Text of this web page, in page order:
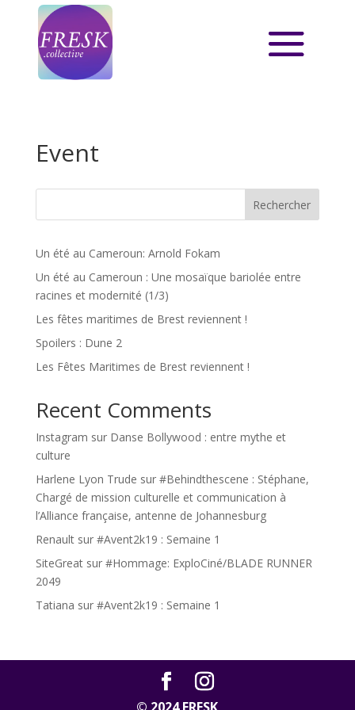
Event
Rechercher
Un été au Cameroun: Arnold Fokam
Un été au Cameroun : Une mosaïque bariolée entre
racines et modernité (1/3)
Les fêtes maritimes de Brest reviennent !
Spoilers : Dune 2
Les Fêtes Maritimes de Brest reviennent !
Recent Comments
Instagram sur Danse Bollywood : entre mythe et
culture
Harlene Lyon Trude sur #Behindthescene : Stéphane,
Chargé de mission culturelle et communication à
l’Alliance française, antenne de Johannesburg
Renaultsur #Avent2k19 : Semaine 1
SiteGreatsur #Hommage: ExploCiné/BLADE RUNNER
2049
Tatiana sur #Avent2k19 : Semaine 1